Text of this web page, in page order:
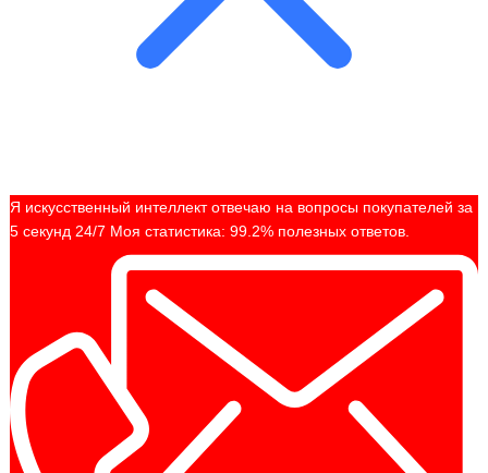
Я искусственный интеллект отвечаю на вопросы покупателей за
5 секунд 24/7 Моя статистика: 99.2% полезных ответов.